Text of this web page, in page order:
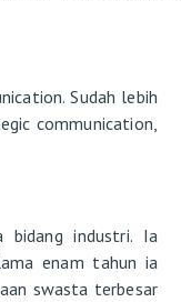
Sudah lebih
communication,
bidang industri. Ia
enam tahun ia
swasta terbesar